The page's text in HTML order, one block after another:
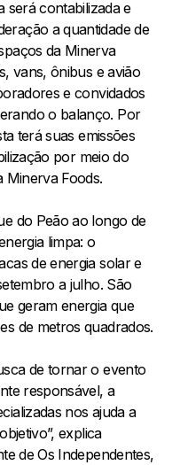
será contabilizada e
a quantidade de
da Minerva
vans, ônibus e avião
e convidados
o balanço. Por
terá suas emissões
por meio do
Minerva Foods.
do Peão ao longo de
limpa: o
de energia solar e
a julho. São
geram energia que
de metros quadrados.
de tornar o evento
responsável, a
nos ajuda a
explica
de Os Independentes,